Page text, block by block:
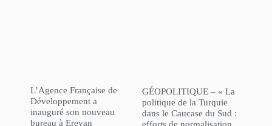
L’Agence Française de
Développement a
inauguré son nouveau
bureau à Erevan
GÉOPOLITIQUE – « La
politique de la Turquie
dans le Caucase du Sud :